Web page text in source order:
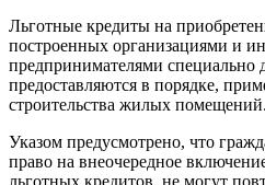
Льготные кредиты на
построенных организациями и
предпринимателями специально
предоставляются в порядке,
строительства жилых помещений.
Указом предусмотрено, что
право на внеочередное